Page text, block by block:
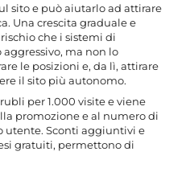
sito e può aiutarlo ad attirare
Una crescita graduale e
che i sistemi di
ma non lo
le posizioni e, da lì, attirare
il sito più autonomo.
per 1.000 visite e viene
promozione e al numero di
utente. Sconti aggiuntivi e
gratuiti, permettono di